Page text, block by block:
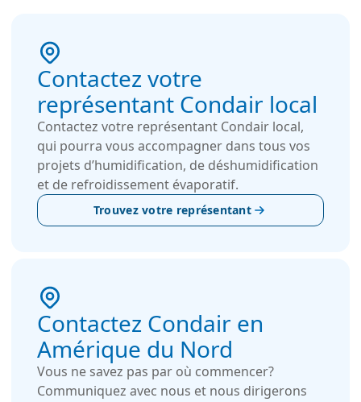
Contactez votre
représentant Condair local
Contactez votre représentant Condair local,
qui pourra vous accompagner dans tous vos
projets d’humidification, de déshumidification
et de refroidissement évaporatif.
Trouvez votre représentant
Contactez Condair en
Amérique du Nord
Vous ne savez pas par où commencer?
Communiquez avec nous et nous dirigerons